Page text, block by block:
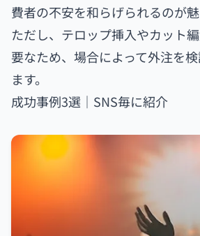
費者の不安を和らげられるのが魅
ただし、テロップ挿入やカット
要なため、場合によって外注を
ます。
成功事例3選｜SNS毎に紹介